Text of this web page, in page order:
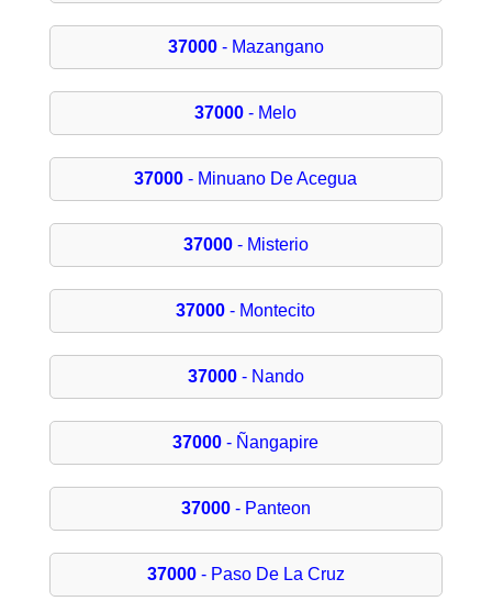
37000- Mazangano
37000 - Melo
37000 - Minuano De Acegua
37000- Misterio
37000 - Montecito
37000- Nando
37000 - Ñangapire
37000- Panteon
37000- Paso De La Cruz